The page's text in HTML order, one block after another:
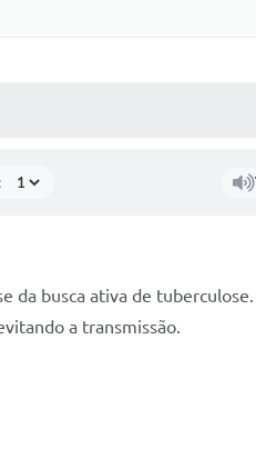
da busca ativa de
a transmissão.